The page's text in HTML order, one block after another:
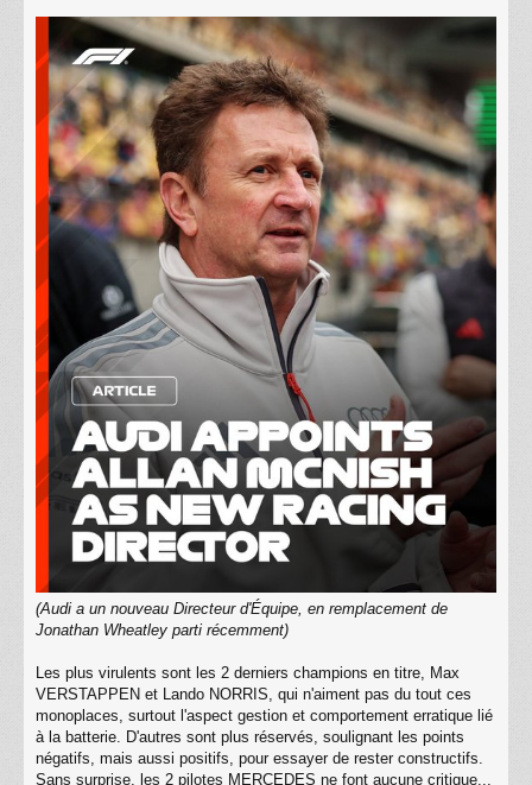
(Audi a un nouveau Directeur d'Équipe, en remplacement de
Jonathan Wheatley parti récemment)
Les plus virulents sont les 2 derniers champions en titre, Max
VERSTAPPEN et Lando NORRIS, qui n'aiment pas du tout ces
monoplaces, surtout l'aspect gestion et comportement erratique lié
à la batterie. D'autres sont plus réservés, soulignant les points
négatifs, mais aussi positifs, pour essayer de rester constructifs.
Sans surprise, les 2 pilotes MERCEDES ne font aucune critique...